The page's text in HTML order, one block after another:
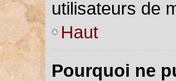
utilisateurs de
Haut
Pourquoi ne